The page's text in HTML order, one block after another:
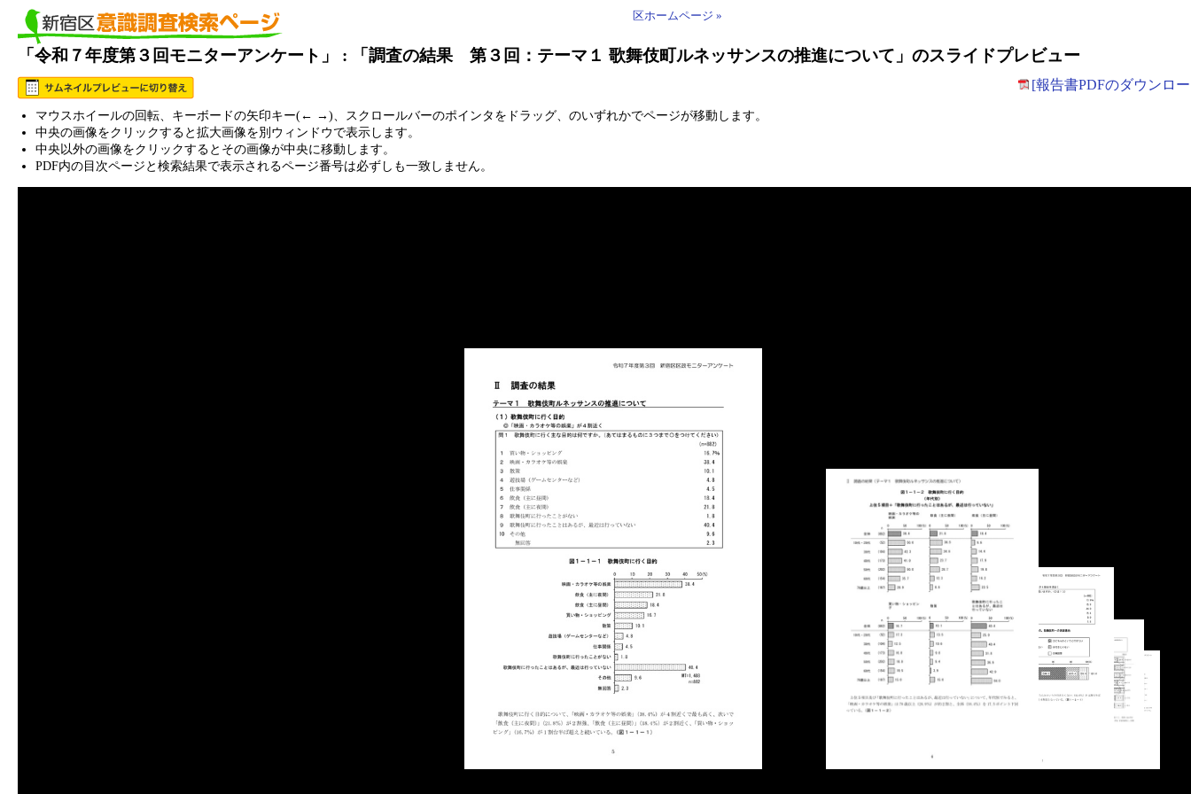
区ホームページ »
「令和７年度第３回モニターアンケート」 : 「調査の結果 第３回：テーマ１ 歌舞伎町ルネッサンスの推進について」のスライドプレビュー
[報告書PDFのダウンロ
マウスホイールの回転、キーボードの矢印キー(← →)、スクロールバーのポインタをドラッグ、のいずれかでページが移動します。
中央の画像をクリックすると拡大画像を別ウィンドウで表示します。
中央以外の画像をクリックするとその画像が中央に移動します。
PDF内の目次ページと検索結果で表示されるページ番号は必ずしも一致しません。